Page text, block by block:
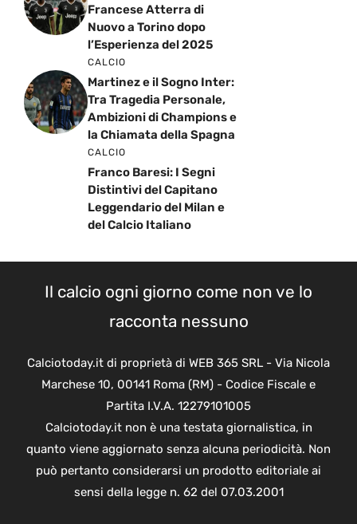
Francese Atterra di
Nuovo a Torino dopo
l’Esperienza del 2025
CALCIO
Martinez e il Sogno Inter:
Tra Tragedia Personale,
Ambizioni di Champions e
la Chiamata della Spagna
CALCIO
Franco Baresi: I Segni
Distintivi del Capitano
Leggendario del Milan e
del Calcio Italiano
Il calcio ogni giorno come non ve lo
racconta nessuno
Calciotoday.it di proprietà di WEB 365 SRL - Via Nicola
Marchese 10, 00141 Roma (RM) - Codice Fiscale e
Partita I.V.A. 12279101005
Calciotoday.it non è una testata giornalistica, in
quanto viene aggiornato senza alcuna periodicità. Non
può pertanto considerarsi un prodotto editoriale ai
sensi della legge n. 62 del 07.03.2001